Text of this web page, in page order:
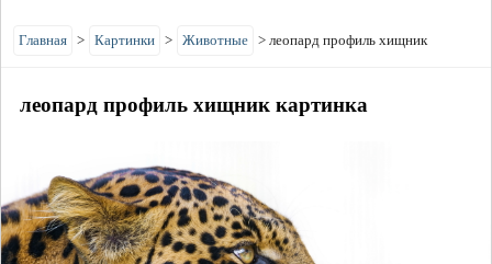
Главная > Картинки > Животные > леопард профиль хищник
леопард профиль хищник картинка